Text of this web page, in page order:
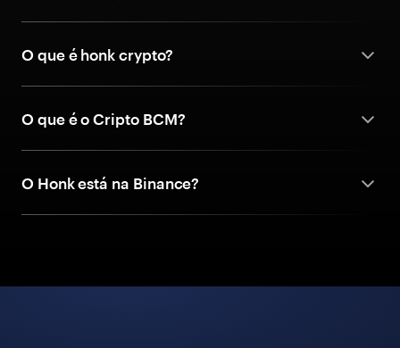
O que é honk crypto?
O que é o Cripto BCM?
O Honk está na Binance?